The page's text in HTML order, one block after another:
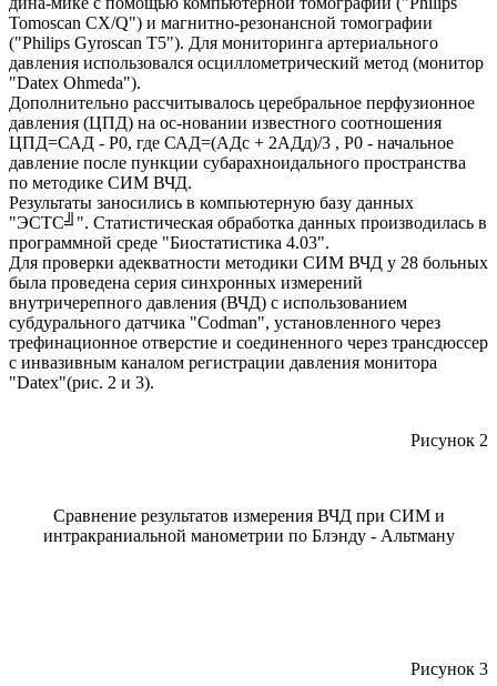
Tomoscan CX/Q") и магнитно-резонансной томографии
("Philips Gyroscan T5"). Для мониторинга артериального
давления использовался осциллометрический метод (монитор
"Datex Ohmeda").
Дополнительно рассчитывалось церебральное перфузионное
давления (ЦПД) на ос-новании известного соотношения
ЦПД=САД - Р0, где САД=(АДс + 2АДд)/3 , Р0 - начальное
давление после пункции субарахноидального пространства
по методике CИМ ВЧД.
Результаты заносились в компьютерную базу данных
"ЭСТС╝". Статистическая обработка данных производилась в
программной среде "Биостатистика 4.03".
Для проверки адекватности методики СИМ ВЧД у 28 больных
была проведена серия синхронных измерений
внутричерепного давления (ВЧД) с использованием
субдурального датчика "Сodman", установленного через
трефинационное отверстие и соединенного через трансдюссер
с инвазивным каналом регистрации давления монитора
"Datex"(рис. 2 и 3).
Рисунок 2
Сравнение результатов измерения ВЧД при СИМ и
интракраниальной манометрии по Блэнду - Альтману
Рисунок 3